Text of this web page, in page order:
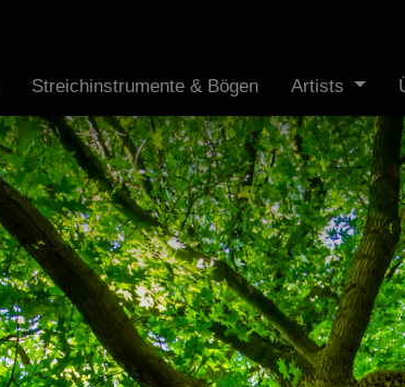
Streichinstrumente & Bögen Artists